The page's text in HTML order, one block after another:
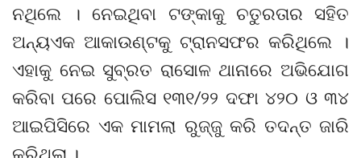
ନଥିଲେ । ନେଇଥିବା ଟଙ୍କାକୁ ଚତୁରତାର ସହିତ
ଅନ୍ୟଏକ ଆକାଉଣ୍ଟକୁ ଟ୍ରାନସଫର କରିଥିଲେ ।
ଏହାକୁ ନେଇ ସୁବ୍ରତ ରାସୋଳ ଥାନାରେ ଅଭିଯୋଗ
କରିବା ପରେ ପୋଲିସ ୧୩୧/୨୨ ଦଫା ୪୨୦ ଓ ୩୪
ଆଇପିସିରେ ଏକ ମାମଲା ରୁଜ୍ଜୁ କରି ତଦନ୍ତ ଜାରି
କରିଥିଲା ।